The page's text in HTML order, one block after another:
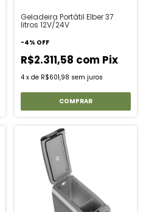
Geladeira Portátil Elber 37
litros 12V/24V
-4% OFF
R$2.311,58 com Pix
4 x de R$601,98 sem juros